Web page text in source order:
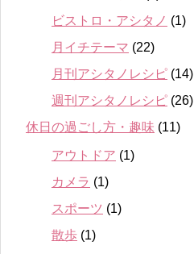
ビストロ・アシタノ (1)
月イチテーマ (22)
月刊アシタノレシピ (14)
週刊アシタノレシピ (26)
休日の過ごし方・趣味 (11)
アウトドア (1)
カメラ (1)
スポーツ (1)
散歩 (1)